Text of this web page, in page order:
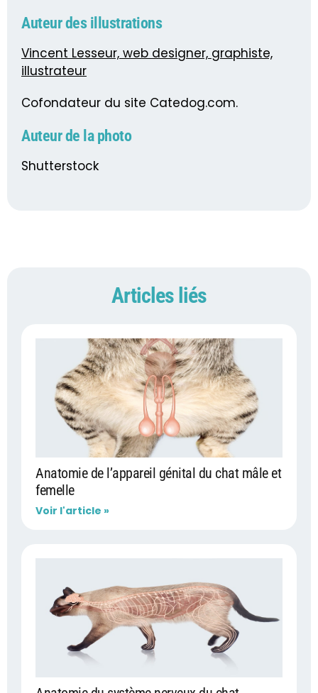
Auteur des illustrations
Vincent Lesseur, web designer, graphiste,
illustrateur
Cofondateur du site Catedog.com.
Auteur de la photo
Shutterstock
Articles liés
Anatomie de l’appareil génital du chat mâle et
femelle
Voir l'article »